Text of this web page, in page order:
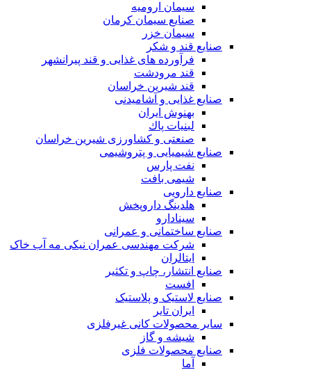
سیمان ارومیه
صنایع سیمان کرمان
سیمان خزر
صنایع قند و شکر
فرآورده های غذایی و قند پیرانشهر
قند مرودشت
قند شیرین خراسان
صنایع غذايی و آشاميدنی
بهنوش ایران
لبنيات پاك
صنعتی و کشاورزی شیرین خراسان
صنایع شیمیایی و پتروشیمی
نفت پارس
شیمی بافت
صنایع دارویی
هلدینگ داروپخش
سینادارو
صنایع ساختمانی و عمرانی
شرکت مهندسی عمران نیکی مه آب خاک
ایتالران
صنایع انتشار، چاپ و تکثير
افست
صنایع لاستیک و پلاستیک
ایران تایر
ساير محصولات كانی غيرفلزی
شیشه و گاز
صنایع محصولات فلزی
آما